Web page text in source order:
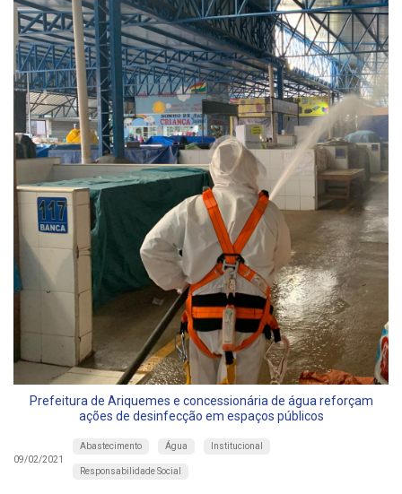
Prefeitura de Ariquemes e concessionária de água reforçam
ações de desinfecção em espaços públicos
09/02/2021
Abastecimento Água Institucional
Responsabilidade Social